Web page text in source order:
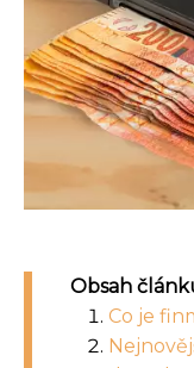
Obsah
Co je